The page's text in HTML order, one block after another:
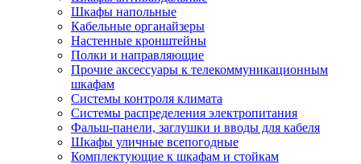
Шкафы напольные
Кабельные органайзеры
Настенные кронштейны
Полки и направляющие
Прочие аксессуары к телекоммуникационным
шкафам
Системы контроля климата
Системы распределения электропитания
Фальш-панели, заглушки и вводы для кабеля
Шкафы уличные всепогодные
Комплектующие к шкафам и стойкам